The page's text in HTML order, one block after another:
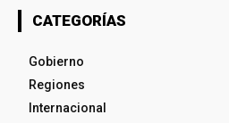
CATEGORÍAS
Gobierno
Regiones
Internacional